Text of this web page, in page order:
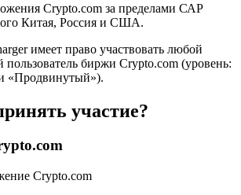
Crypto.com за пределами САР
Китая, Россия и США.
имеет право участвовать любой
биржи Crypto.com (уровень:
«Продвинутый»).
участие?
Crypto.com